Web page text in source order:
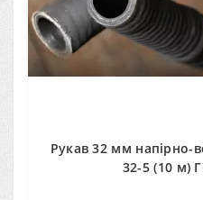
Рукав 32 мм
32-5 (10 м)